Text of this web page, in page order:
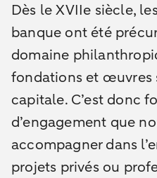
Dès le XVIIe siècle,
banque ont été
domaine
fondations et œuvres
capitale. C’est donc
d’engagement que
accompagner dans
projets privés ou